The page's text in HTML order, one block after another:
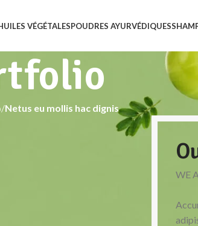
VÉGÉTALESPOUDRES AYURVÉDIQUES
/Netus eu mollis hac dignis
WE